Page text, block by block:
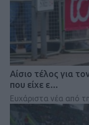
Αίσιο τέλος για
που είχε ε…
Ευχάριστα νέα από